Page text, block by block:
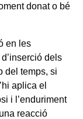
donat o bé
en les
dels
del temps, si
aplica el
i l’enduriment
reacció